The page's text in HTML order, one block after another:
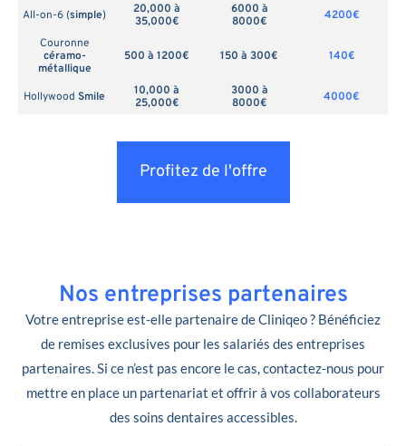
All-on-6 (simple)
20,000 à
35,000€
6000 à
8000€
4200€
Couronne
céramo-
métallique
500 à 1200€ 150 à 300€ 140€
Hollywood Smile
10,000 à
25,000€
3000 à
8000€
4000€
Profitez de l'offre
Nos entreprises partenaires
Votre entreprise est-elle partenaire de Cliniqeo ? Bénéficiez
de remises exclusives pour les salariés des entreprises
partenaires. Si ce n’est pas encore le cas, contactez-nous pour
mettre en place un partenariat et offrir à vos collaborateurs
des soins dentaires accessibles.